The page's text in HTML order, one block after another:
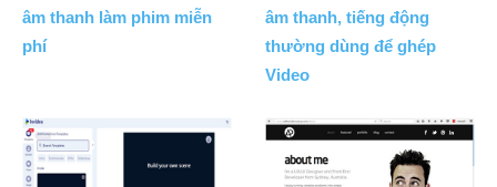
âm thanh làm phim miễn
phí
âm thanh, tiếng động
thường dùng để ghép
Video